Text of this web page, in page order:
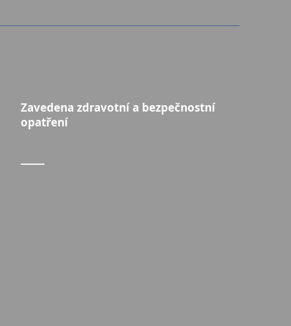
Zavedena zdravotní a bezpečnostní
opatření